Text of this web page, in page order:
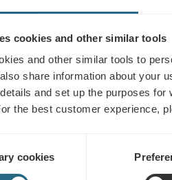
cookies and other similar tools
and other similar tools to
share information about your
and set up the purposes
the best customer experience,
cookies